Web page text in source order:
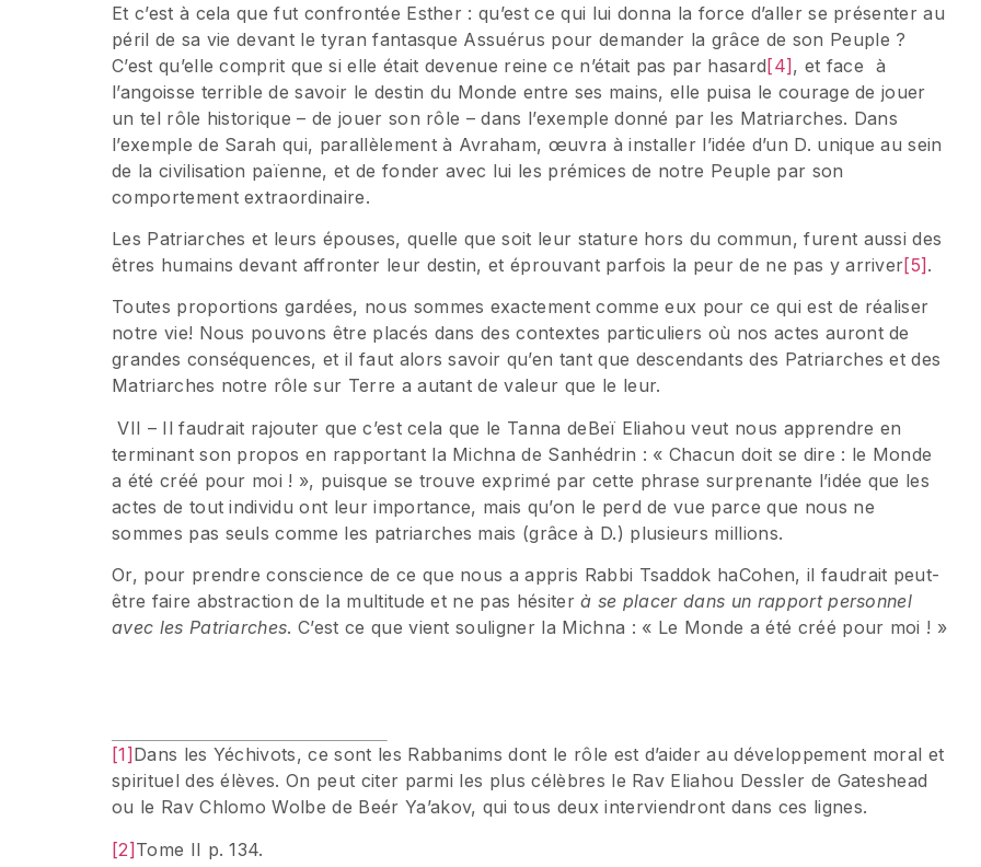
Et c’est à cela que fut confrontée Esther : qu’est ce qui lui donna la force d’aller se présenter au
péril de sa vie devant le tyran fantasque Assuérus pour demander la grâce de son Peuple ?
C’est qu’elle comprit que si elle était devenue reine ce n’était pas par hasard[4], et face à
l’angoisse terrible de savoir le destin du Monde entre ses mains, elle puisa le courage de jouer
un tel rôle historique – de jouer son rôle – dans l’exemple donné par les Matriarches. Dans
l’exemple de Sarah qui, parallèlement à Avraham, œuvra à installer l’idée d’un D. unique au sein
de la civilisation païenne, et de fonder avec lui les prémices de notre Peuple par son
comportement extraordinaire.
Les Patriarches et leurs épouses, quelle que soit leur stature hors du commun, furent aussi des
êtres humains devant affronter leur destin, et éprouvant parfois la peur de ne pas y arriver[5].
Toutes proportions gardées, nous sommes exactement comme eux pour ce qui est de réaliser
notre vie! Nous pouvons être placés dans des contextes particuliers où nos actes auront de
grandes conséquences, et il faut alors savoir qu’en tant que descendants des Patriarches et des
Matriarches notre rôle sur Terre a autant de valeur que le leur.
VII – Il faudrait rajouter que c’est cela que le Tanna deBeï Eliahou veut nous apprendre en
terminant son propos en rapportant la Michna de Sanhédrin : « Chacun doit se dire : le Monde
a été créé pour moi ! », puisque se trouve exprimé par cette phrase surprenante l’idée que les
actes de tout individu ont leur importance, mais qu’on le perd de vue parce que nous ne
sommes pas seuls comme les patriarches mais (grâce à D.) plusieurs millions.
Or, pour prendre conscience de ce que nous a appris Rabbi Tsaddok haCohen, il faudrait peut-
être faire abstraction de la multitude et ne pas hésiterà se placer dans un rapport personnel
avec les Patriarches. C’est ce que vient souligner la Michna : « Le Monde a été créé pour moi ! »
[1] Dans les Yéchivots, ce sont les Rabbanims dont le rôle est d’aider au développement moral et
spirituel des élèves. On peut citer parmi les plus célèbres le Rav Eliahou Dessler de Gateshead
ou le Rav Chlomo Wolbe de Beér Ya’akov, qui tous deux interviendront dans ces lignes.
[2]Tome II p. 134.